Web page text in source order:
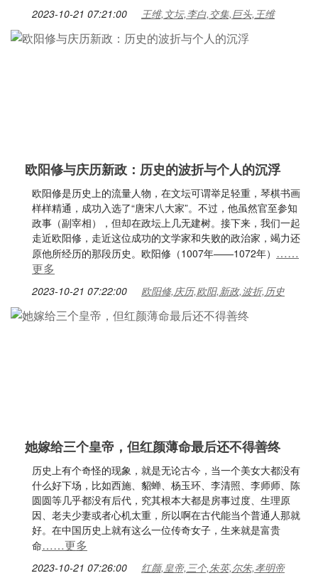
2023-10-21 07:21:00 王维,文坛,李白,交集,巨头,王维
欧阳修与庆历新政：历史的波折与个人的沉浮
欧阳修是历史上的流量人物，在文坛可谓举足轻重，琴棋书画
样样精通，成功入选了“唐宋八大家”。不过，他虽然官至参知
政事（副宰相），但却在政坛上几无建树。接下来，我们一起
走近欧阳修，走近这位成功的文学家和失败的政治家，竭力还
原他所经历的那段历史。欧阳修（1007年——1072年） ……
更多
2023-10-21 07:22:00 欧阳修,庆历,欧阳,新政,波折,历史
她嫁给三个皇帝，但红颜薄命最后还不得善终
历史上有个奇怪的现象，就是无论古今，当一个美女大都没有
什么好下场，比如西施、貂蝉、杨玉环、李清照、李师师、陈
圆圆等几乎都没有后代，究其根本大都是房事过度、生理原
因、老夫少妻或者心机太重，所以啊在古代能当个普通人那就
好。在中国历史上就有这么一位传奇女子，生来就是富贵
命……更多
2023-10-21 07:26:00 红颜,皇帝,三个,朱英,尔朱,孝明帝